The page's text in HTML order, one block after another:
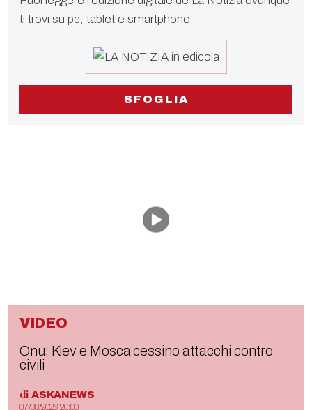
ti trovi su pc, tablet e smartphone.
SFOGLIA
VIDEO
Onu: Kiev e Mosca cessino attacchi contro
civili
di ASKANEWS
07/08/2026 20:00